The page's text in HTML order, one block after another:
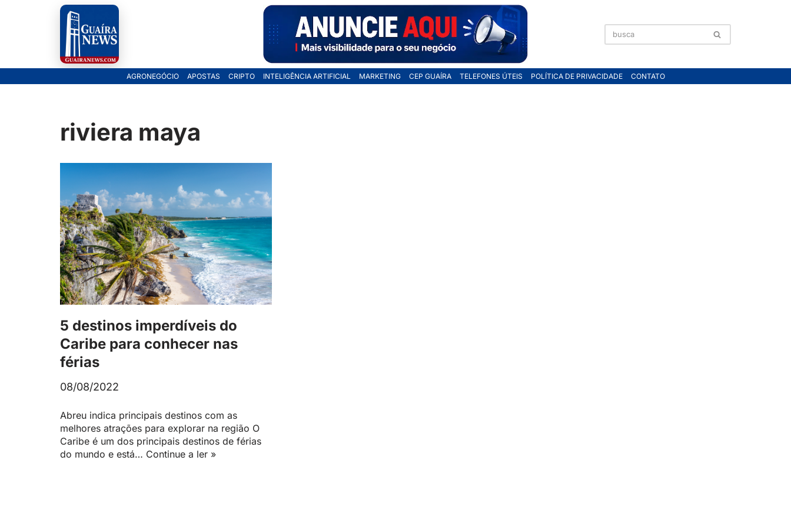
AGRONEGÓCIO APOSTAS CRIPTO INTELIGÊNCIA ARTIFICIAL MARKETING CEP GUAÍRA TELEFONES ÚTEIS POLÍTICA DE PRIVACIDADE CONTATO
riviera maya
5 destinos imperdíveis do
Caribe para conhecer nas
férias
08/08/2022
Abreu indica principais destinos com as
melhores atrações para explorar na região O
Caribe é um dos principais destinos de férias
do mundo e está… Continue a ler »